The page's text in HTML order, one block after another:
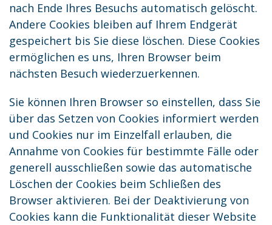
nach Ende Ihres Besuchs automatisch gelöscht.
Andere Cookies bleiben auf Ihrem Endgerät
gespeichert bis Sie diese löschen. Diese Cookies
ermöglichen es uns, Ihren Browser beim
nächsten Besuch wiederzuerkennen.
Sie können Ihren Browser so einstellen, dass Sie
über das Setzen von Cookies informiert werden
und Cookies nur im Einzelfall erlauben, die
Annahme von Cookies für bestimmte Fälle oder
generell ausschließen sowie das automatische
Löschen der Cookies beim Schließen des
Browser aktivieren. Bei der Deaktivierung von
Cookies kann die Funktionalität dieser Website